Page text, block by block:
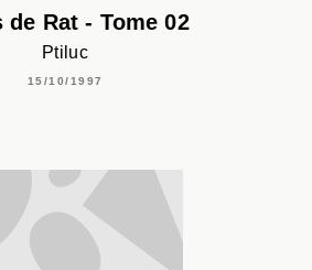
de Rat - Tome 02
Ptiluc
15/10/1997